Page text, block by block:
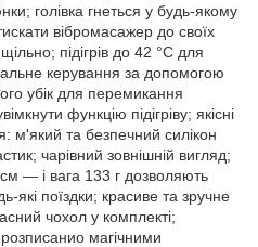
голівка гнеться у будь-якому
вібромасажер до своїх
підігрів до 42 °С для
керування за допомогою
убік для перемикання
функцію підігріву; якісні
м'який та безпечний силікон
чарівний зовнішній вигляд;
— і вага 133 г дозволяють
які поїздки; красиве та зручне
чохол у комплекті;
магічними